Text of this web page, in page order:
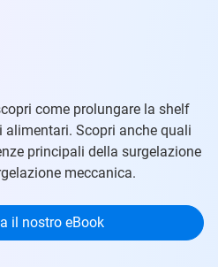
come prolungare la shelf
Scopri anche quali
principali della surgelazione
meccanica.
il nostro eBook